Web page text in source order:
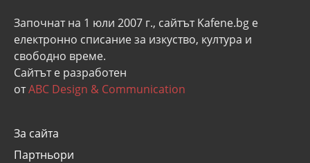
Започнат на 1 юли 2007 г., сайтът Kafene.bg e
eлектронно списание за изкуство, култура и
свободно време.
Сайтът е разработен
отABC Design & Communication
За сайта
Партньори